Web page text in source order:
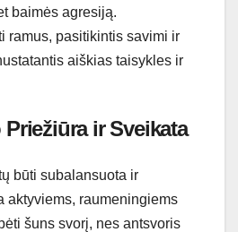
baimės agresiją.
ramus, pasitikintis savimi ir
aiškias taisykles ir
ir Sveikata
būti subalansuota ir
aktyviems, raumeningiems
šuns svorį, nes antsvoris